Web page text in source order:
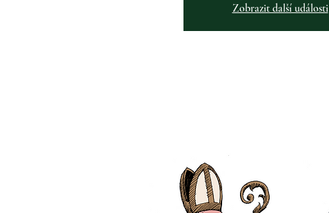
Zobrazit další události